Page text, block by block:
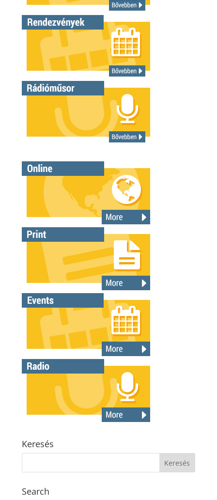
Keresés
Search